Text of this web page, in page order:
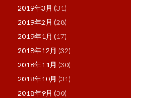
2019年3月 (31)
2019年2月 (28)
2019年1月 (17)
2018年12月 (32)
2018年11月 (30)
2018年10月 (31)
2018年9月 (30)